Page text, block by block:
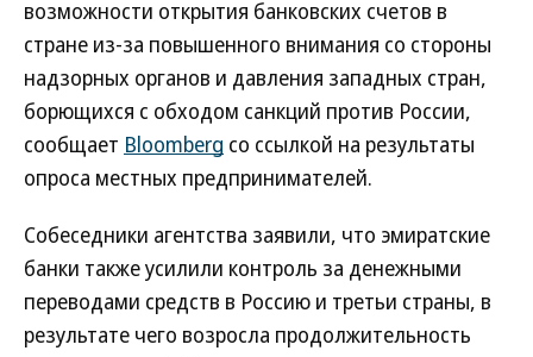
возможности открытия банковских счетов в
стране из-за повышенного внимания со стороны
надзорных органов и давления западных стран,
борющихся с обходом санкций против России,
сообщает Bloomberg со ссылкой на результаты
опроса местных предпринимателей.
Собеседники агентства заявили, что эмиратские
банки также усилили контроль за денежными
переводами средств в Россию и третьи страны, в
результате чего возросла продолжительность